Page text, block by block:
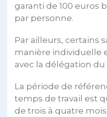
garanti de 100 euros
par personne.
Par ailleurs, certains
manière individuelle
avec la délégation
La période de
temps de travail est
de trois à quatre